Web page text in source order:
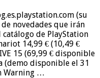
(su
novedades que irán
de PlayStation
14,99 € (10,49 €
15 (69,99 € disponible
(demo disponible el 31
Warning …